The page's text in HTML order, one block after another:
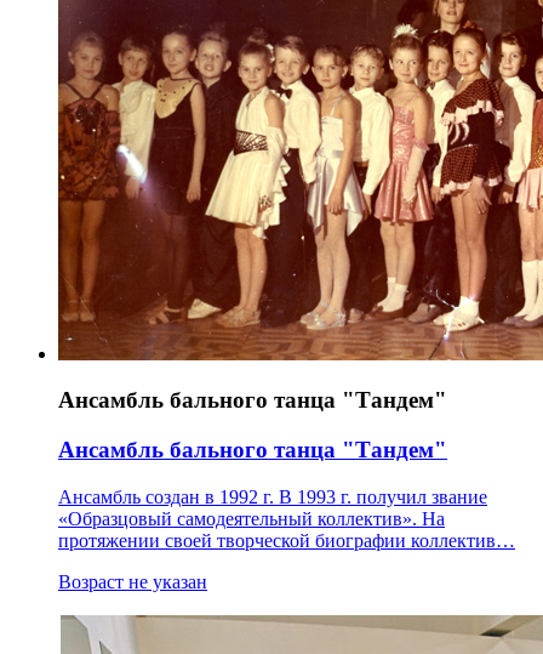
Ансамбль бального танца "Тандем"
Ансамбль бального танца "Тандем"
Ансамбль создан в 1992 г. В 1993 г. получил звание
«Образцовый самодеятельный коллектив». На
протяжении своей творческой биографии коллектив…
Возраст не указан